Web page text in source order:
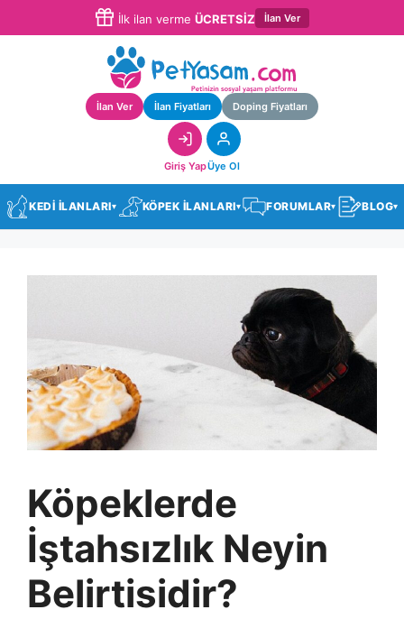
İlk ilan verme ÜCRETSİZ İlan Ver
İlan Ver İlan Fiyatları Doping Fiyatları
Giriş YapÜye Ol
KEDİ İLANLARI▾ KÖPEK İLANLARI▾ FORUMLAR▾ BLOG▾
Köpeklerde
İştahsızlık Neyin
Belirtisidir?